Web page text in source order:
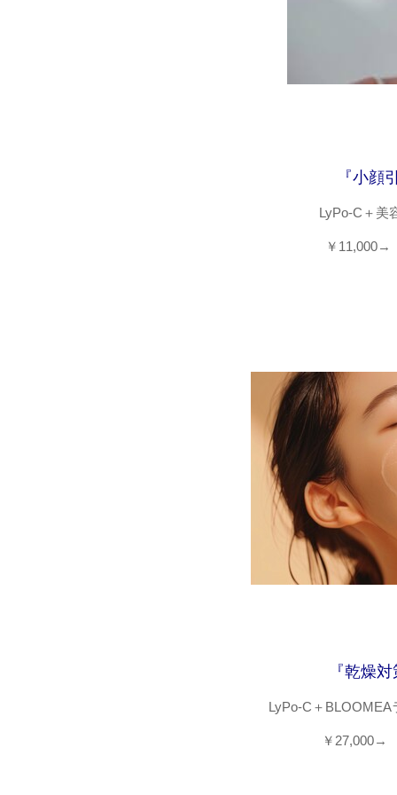
『小顔
LyPo‐C＋美
￥
『乾燥
LyPo-C＋
￥27,000→